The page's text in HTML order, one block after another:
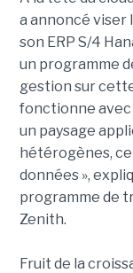
a annoncé viser
son ERP S/4
un programme
gestion sur
fonctionne
un paysage
hétérogènes,
données »,
programme de
Zenith.
Fruit de la